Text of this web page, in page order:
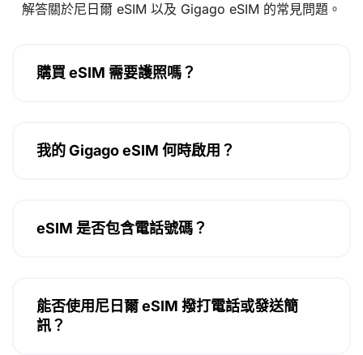
解答關於尼日爾 eSIM 以及 Gigago eSIM 的常見問題。
購買 eSIM 需要護照嗎？
我的 Gigago eSIM 何時啟用？
eSIM 是否包含電話號碼？
能否使用尼日爾 eSIM 撥打電話或發送簡
訊？